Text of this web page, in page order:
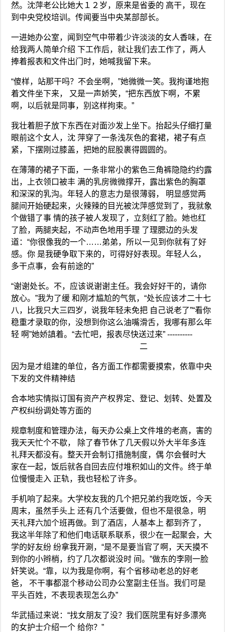
然。沈萍老公比她大１２岁，原来是省委的 高干，现在
到中央党校培训。传闻要当中央某部部长。
一进她办公室，闻到空气中带着少许淡淡的女人香味，在
给我两人简单介绍 下工作后，就让我们去工作了，两人
捧着报表和文件出门时，她喊我留下来。
“傻样，站那干吗？不会坐啊，”她微微一笑。我拘谨地抱
着文件坐下来， 又是一声娇笑，“把东西放下啊，不累
啊，以后就是同事，别这样拘束。”
我壮着胆子放下东西在对面沙发上坐下。抬起头仔细打量
眼前这个女人，沈 萍穿了一条浅灰色的套裙，裙子有点
紧，下摆刚过膝盖，把她的屁股裹得圆圆的。
在薄薄的裙子下面，一条非常小的紫色三角裤隐隐约约露
出，上衣领口被丰 满的乳房微微撑开，露出紫色的胸罩
和深深的乳沟。年轻人的意志力是很薄弱， 明显感觉两
腿间开始硬起来，火辣辣的目光被沈萍感觉到了，我就象
个做错了事 情的孩子被人发现了，立刻红了脸。她也红
了脸，两腿夹起，不动声色地用手理 了理腮边的头发
道：“你很像我的一个……弟弟，所以一见到你就有了好
感。你 是我硬争取下来的，可得好好表现。年轻人么，
多干点事，会有前途的”
“谢谢处长。不，应该说谢谢主任。我会好好干的，请你
放心。”我为了缓 和刚才尴尬的气氛，“处长应该才二十七
八，比我只大三四岁，说我年轻未免把 自己说老了”“看你
稳重才录取的你，没想到你这么油嘴滑舌，我哪有那么年
轻 啊”她娇謓着。“去忙吧，报表尽快送过来” ----------
二
因为是才组建的单位，各方面工作都需要摸索，依靠中央
下发的文件精神结
合本地实情拟订国有资产产权界定、登记、划转、处置及
产权纠纷调处等方面的
规章制度和管理办法，每天办公桌上文件堆的老高，害的
我天天忙个不歇， 除了春节休了几天假以外大半年多连
礼拜天都没有。整天开会制订措施制度，偶 尔会餐时大
家在一起，饭后就各自回去应付堆积如山的文件。终于单
位慢慢走入 正轨，我也轻松了许多。
手机响了起来。大学校友我的几个把兄弟约我吃饭，今天
周末，虽然手头上 还有几个活要做，但也不是很急，明
天礼拜六加个班再做。到了酒店，人基本上 都到齐了，
我这半年除了和他们电话联系联系，很少在一起聚会，大
学的好友纷 纷拿我开涮，“是不是要当官了啊，天天摸不
到你的小辫梢，约了几次都说没时 间。”做东的李刚一脸
奸笑说。“靠，以为我是你啊，有个省移动老总的好老
爸， 不干事都混个移动公司办公室副主任当。我们可是
平头百姓，不表现表现怎么办”
华武插过来说：“找女朋友了没？我们医院里有好多漂亮
的女护士介绍一个 给你？”